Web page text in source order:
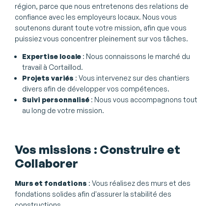
région, parce que nous entretenons des relations de
confiance avec les employeurs locaux. Nous vous
soutenons durant toute votre mission, afin que vous
puissiez vous concentrer pleinement sur vos tâches.
Expertise locale : Nous connaissons le marché du
travail à Cortaillod.
Projets variés : Vous intervenez sur des chantiers
divers afin de développer vos compétences.
Suivi personnalisé : Nous vous accompagnons tout
au long de votre mission.
Vos missions : Construire et
Collaborer
Murs et fondations : Vous réalisez des murs et des
fondations solides afin d'assurer la stabilité des